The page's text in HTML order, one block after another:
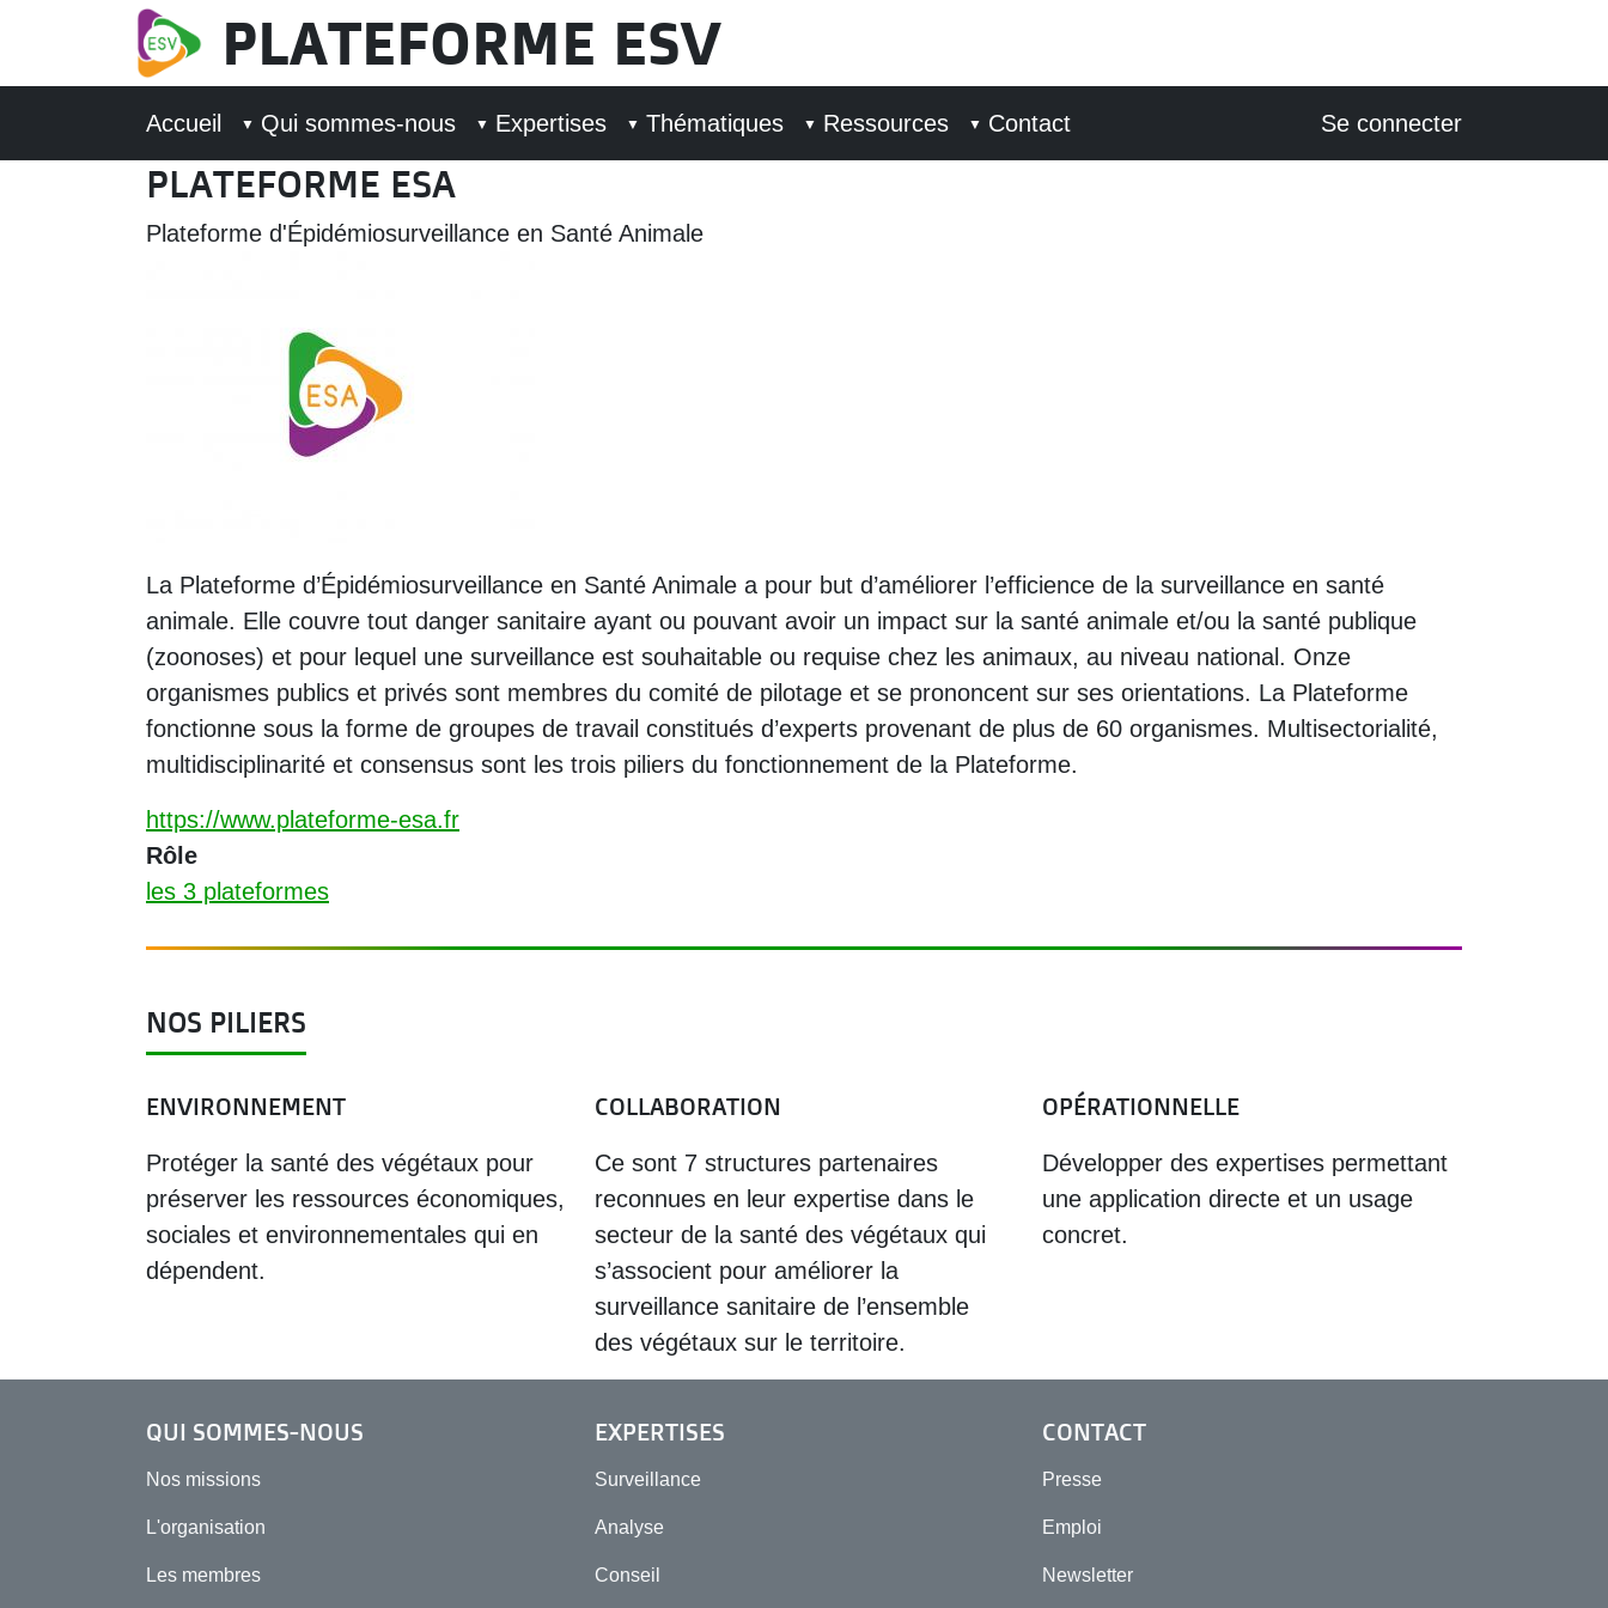
Aller au contenu principalPLATEFORME ESV
MAIN NAVIGATION
Accueil Qui sommes-nous Expertises Thématiques Ressources Contact USER ACCOUNT
Se connecter
PLATEFORME ESA
Signification acronyme
Plateforme d'Épidémiosurveillance en Santé Animale
Description
La Plateforme d’Épidémiosurveillance en Santé Animale a pour but d’améliorer l’efficience de la surveillance en santé
animale. Elle couvre tout danger sanitaire ayant ou pouvant avoir un impact sur la santé animale et/ou la santé publique
(zoonoses) et pour lequel une surveillance est souhaitable ou requise chez les animaux, au niveau national. Onze
organismes publics et privés sont membres du comité de pilotage et se prononcent sur ses orientations. La Plateforme
fonctionne sous la forme de groupes de travail constitués d’experts provenant de plus de 60 organismes. Multisectorialité,
multidisciplinarité et consensus sont les trois piliers du fonctionnement de la Plateforme.
https://www.plateforme-esa.fr
Rôle
les 3 plateformes
NOS PILIERS
ENVIRONNEMENT
Protéger la santé des végétaux pour
préserver les ressources économiques,
sociales et environnementales qui en
dépendent.
COLLABORATION
Ce sont 7 structures partenaires
reconnues en leur expertise dans le
secteur de la santé des végétaux qui
s’associent pour améliorer la
surveillance sanitaire de l’ensemble
des végétaux sur le territoire.
OPÉRATIONNELLE
Développer des expertises permettant
une application directe et un usage
concret.
QUI SOMMES-NOUS
Nos missions
L'organisation
Les membres
EXPERTISES
Surveillance
Analyse
Conseil
CONTACT
Presse
Emploi
Newsletter